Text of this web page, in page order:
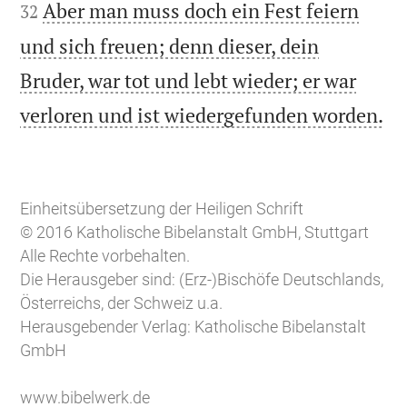
32 Aber man muss doch ein Fest feiern
und sich freuen; denn dieser, dein
Bruder, war tot und lebt wieder; er war
verloren und ist wiedergefunden worden.
Einheitsübersetzung der Heiligen Schrift
© 2016 Katholische Bibelanstalt GmbH, Stuttgart
Alle Rechte vorbehalten.
Die Herausgeber sind: (Erz-)Bischöfe Deutschlands,
Österreichs, der Schweiz u.a.
Herausgebender Verlag: Katholische Bibelanstalt
GmbH
www.bibelwerk.de